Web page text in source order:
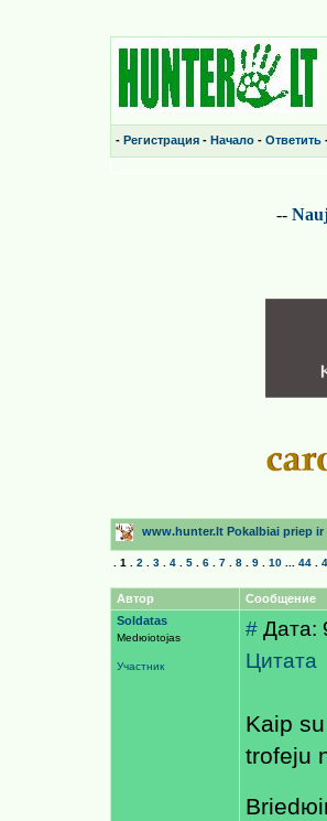
- Регистрация - Начало - Ответить
--
www.hunter.lt Pokalbiai prieр ir
1 2 3 4 5 6 7 8 9 10 44
Автор
Сообщение
Soldatas
Medюiotojas
Участник
# Дата:
Цитата
Kaip
trofeju